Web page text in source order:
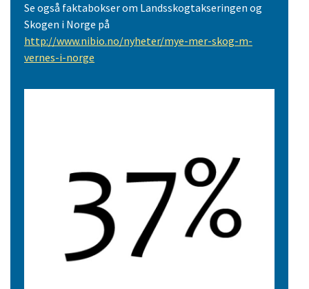
Se også faktabokser om Landsskogtakseringen og
Skogen i Norge på
http://www.nibio.no/nyheter/mye-mer-skog-m-
vernes-i-norge